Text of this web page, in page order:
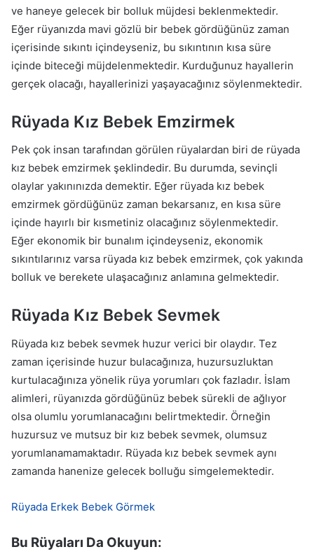
ve haneye gelecek bir bolluk müjdesi beklenmektedir.
Eğer rüyanızda mavi gözlü bir bebek gördüğünüz zaman
içerisinde sıkıntı içindeyseniz, bu sıkıntının kısa süre
içinde biteceği müjdelenmektedir. Kurduğunuz hayallerin
gerçek olacağı, hayallerinizi yaşayacağınız söylenmektedir.
Rüyada Kız Bebek Emzirmek
Pek çok insan tarafından görülen rüyalardan biri de rüyada
kız bebek emzirmek şeklindedir. Bu durumda, sevinçli
olaylar yakınınızda demektir. Eğer rüyada kız bebek
emzirmek gördüğünüz zaman bekarsanız, en kısa süre
içinde hayırlı bir kısmetiniz olacağınız söylenmektedir.
Eğer ekonomik bir bunalım içindeyseniz, ekonomik
sıkıntılarınız varsa rüyada kız bebek emzirmek, çok yakında
bolluk ve berekete ulaşacağınız anlamına gelmektedir.
Rüyada Kız Bebek Sevmek
Rüyada kız bebek sevmek huzur verici bir olaydır. Tez
zaman içerisinde huzur bulacağınıza, huzursuzluktan
kurtulacağınıza yönelik rüya yorumları çok fazladır. İslam
alimleri, rüyanızda gördüğünüz bebek sürekli de ağlıyor
olsa olumlu yorumlanacağını belirtmektedir. Örneğin
huzursuz ve mutsuz bir kız bebek sevmek, olumsuz
yorumlanamamaktadır. Rüyada kız bebek sevmek aynı
zamanda hanenize gelecek bolluğu simgelemektedir.
Rüyada Erkek Bebek Görmek
Bu Rüyaları Da Okuyun: